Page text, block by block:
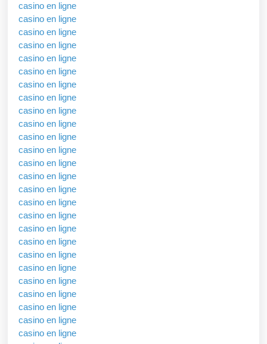
casino en ligne
casino en ligne
casino en ligne
casino en ligne
casino en ligne
casino en ligne
casino en ligne
casino en ligne
casino en ligne
casino en ligne
casino en ligne
casino en ligne
casino en ligne
casino en ligne
casino en ligne
casino en ligne
casino en ligne
casino en ligne
casino en ligne
casino en ligne
casino en ligne
casino en ligne
casino en ligne
casino en ligne
casino en ligne
casino en ligne